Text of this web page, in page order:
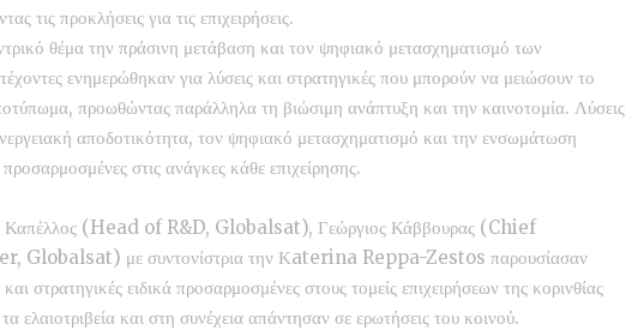
τις προκλήσεις για τις επιχειρήσεις.
θέμα την πράσινη μετάβαση και τον ψηφιακό μετασχηματισμό των
ενημερώθηκαν για λύσεις και στρατηγικές που μπορούν να μειώσουν το
προωθώντας παράλληλα τη βιώσιμη ανάπτυξη και την καινοτομία. Λύσεις
αποδοτικότητα, τον ψηφιακό μετασχηματισμό και την ενσωμάτωση
στις ανάγκες κάθε επιχείρησης.
Καπέλλος (Head of R&D, Globalsat), Γεώργιος Κάββουρας (Chief
με συντονίστρια την Κaterina Reppa-Zestos παρουσίασαν
στρατηγικές ειδικά προσαρμοσμένες στους τομείς επιχειρήσεων της κορινθίας
ελαιοτριβεία και στη συνέχεια απάντησαν σε ερωτήσεις του κοινού.